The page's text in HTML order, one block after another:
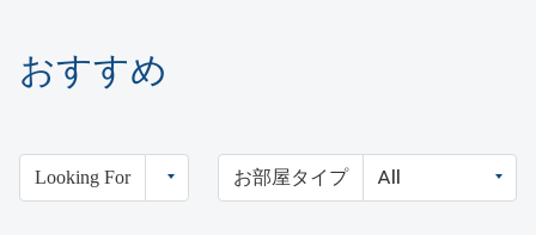
おすすめ
Looking For お部屋タイプ